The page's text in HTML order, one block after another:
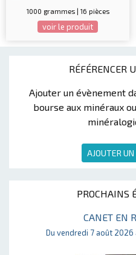
RÉFÉRENCER
Ajouter un évènement
bourse aux minéraux
AJOUTER
PROCHAINS
CANET EN
Du vendredi 7 août
1000 grammes | 16 pièces
voir le produit